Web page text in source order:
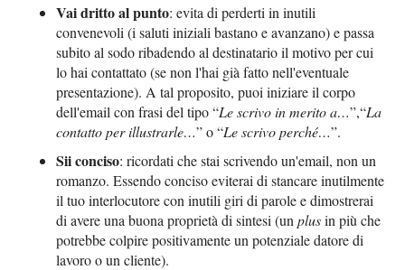
Vai dritto al punto: evita di perderti in inutili
convenevoli (i saluti iniziali bastano e avanzano) e passa
subito al sodo ribadendo al destinatario il motivo per cui
lo hai contattato (se non l'hai già fatto nell'eventuale
presentazione). A tal proposito, puoi iniziare il corpo
dell'email con frasi del tipo “Le scrivo in merito a…”,“La
contatto per illustrarle…” o “Le scrivo perché…”.
Sii conciso: ricordati che stai scrivendo un'email, non un
romanzo. Essendo conciso eviterai di stancare inutilmente
il tuo interlocutore con inutili giri di parole e dimostrerai
di avere una buona proprietà di sintesi (unplusin più che
potrebbe colpire positivamente un potenziale datore di
lavoro o un cliente).